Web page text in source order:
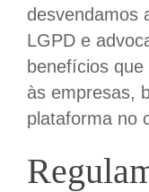
desvendamos
LGPD e
benefícios
às empresas,
plataforma no